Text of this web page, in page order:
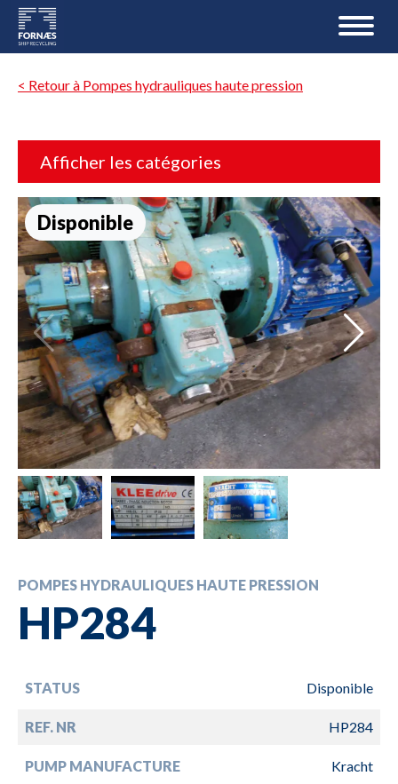
< Retour à Pompes hydrauliques haute pression
Afficher les catégories
Disponible
POMPES HYDRAULIQUES HAUTE PRESSION
HP284
STATUS Disponible
REF. NR HP284
PUMP MANUFACTURE Kracht